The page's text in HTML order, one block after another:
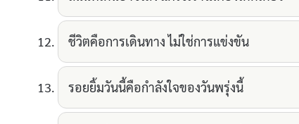
ชีวิตคือการเดินทาง ไม่ใช่การแข่งขัน
รอยยิ้มวันนี้คือกำลังใจของวันพรุ่งนี้